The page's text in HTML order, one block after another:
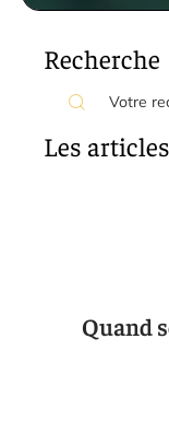
Recherche
Les
Quand